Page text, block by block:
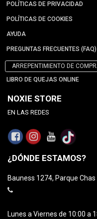
POLÍTICAS DE PRIVACIDAD
POLÍTICAS DE COOKIES
AYUDA
PREGUNTAS FRECUENTES (FAQ)
ARREPENTIMIENTO DE
LIBRO DE QUEJAS ONLINE
NOXIE STORE
EN LAS REDES
¿DÓNDE ESTAMOS?
Bauness 1274, Parque Chas
Lunes a Viernes de 10:00 a